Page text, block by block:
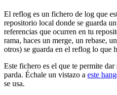
El reflog es un fichero de log que
repositorio local donde se guarda
referencias que ocurren en tu
rama, haces un merge, un rebase,
otros) se guarda en el reflog lo que
Este fichero es el que te permite
parda. Échale un vistazo a este
se usa.